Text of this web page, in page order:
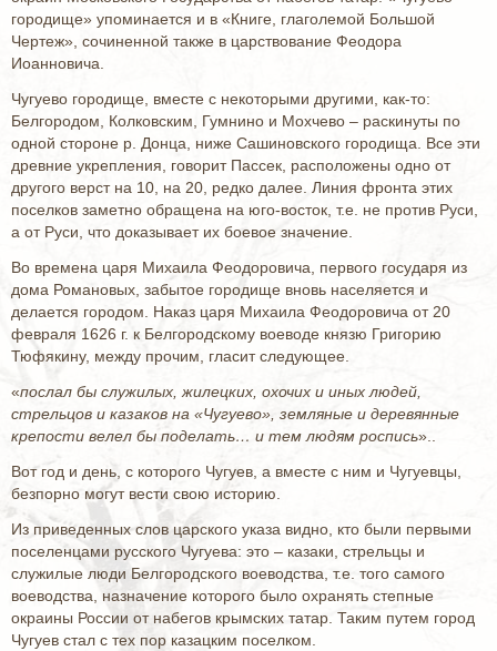
городище» упоминается и в «Книге, глаголемой Большой
Чертеж», сочиненной также в царствование Феодора
Иоанновича.
Чугуево городище, вместе с некоторыми другими, как-то:
Белгородом, Колковским, Гумнино и Мохчево – раскинуты по
одной стороне р. Донца, ниже Сашиновского городища. Все эти
древние укрепления, говорит Пассек, расположены одно от
другого верст на 10, на 20, редко далее. Линия фронта этих
поселков заметно обращена на юго-восток, т.е. не против Руси,
а от Руси, что доказывает их боевое значение.
Во времена царя Михаила Феодоровича, первого государя из
дома Романовых, забытое городище вновь населяется и
делается городом. Наказ царя Михаила Феодоровича от 20
февраля 1626 г. к Белгородскому воеводе князю Григорию
Тюфякину, между прочим, гласит следующее.
«послал бы служилых, жилецких, охочих и иных людей,
стрельцов и казаков на «Чугуево», земляные и деревянные
крепости велел бы поделать… и тем людям роспись»..
Вот год и день, с которого Чугуев, а вместе с ним и Чугуевцы,
безпорно могут вести свою историю.
Из приведенных слов царского указа видно, кто были первыми
поселенцами русского Чугуева: это – казаки, стрельцы и
служилые люди Белгородского воеводства, т.е. того самого
воеводства, назначение которого было охранять степные
окраины России от набегов крымских татар. Таким путем город
Чугуев стал с тех пор казацким поселком.